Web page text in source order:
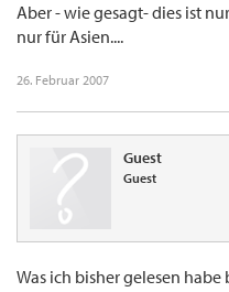
Aber - wie gesagt- dies ist
nur für Asien....
26. Februar 2007
Guest
Guest
Was ich bisher gelesen